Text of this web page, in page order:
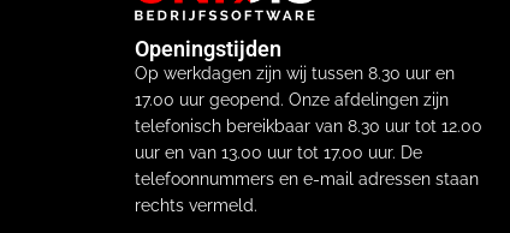
Openingstijden
Op werkdagen zijn wij tussen 8.30 uur en
17.00 uur geopend. Onze afdelingen zijn
telefonisch bereikbaar van 8.30 uur tot 12.00
uur en van 13.00 uur tot 17.00 uur. De
telefoonnummers en e-mail adressen staan
rechts vermeld.